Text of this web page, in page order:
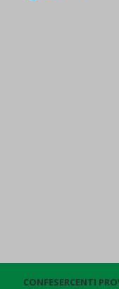
CONFESERCENTI